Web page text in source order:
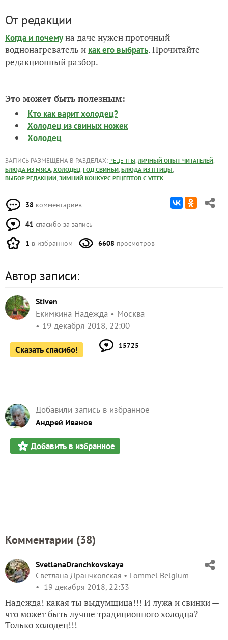
От редакции
Когда и почемуна даче нужен проточный
воднонагреватель и как его выбрать. Прочитайте
редакционный разбор.
Это может быть полезным:
Кто как варит холодец?
Холодец из свиных ножек
Холодец
ЗАПИСЬ РАЗМЕЩЕНА В РАЗДЕЛАХ: РЕЦЕПТЫ, ЛИЧНЫЙ ОПЫТ ЧИТАТЕЛЕЙ,
БЛЮДА ИЗ МЯСА, ХОЛОДЕЦ, ГОД СВИНЬИ, БЛЮДА ИЗ ПТИЦЫ,
ВЫБОР РЕДАКЦИИ, ЗИМНИЙ КОНКУРС РЕЦЕПТОВ С VITEK
38 комментариев
41 спасибо за запись
1 в избранном 6608 просмотров
Автор записи:
Stiven
Екимкина Надежда
Москва
19 декабря 2018, 22:00
Сказать спасибо! 15725
Добавили запись в избранное
Андрей Иванов
Добавить в избранное
Комментарии (38)
SvetlanaDranchkovskaya
Светлана Дранчковская
Lommel Belgium
19 декабря 2018, 22:33
Надежда! какая ты выдумщица!!! И лужа и свинки —
что может быть лучше традиционного холодца?
Только холодец!!!